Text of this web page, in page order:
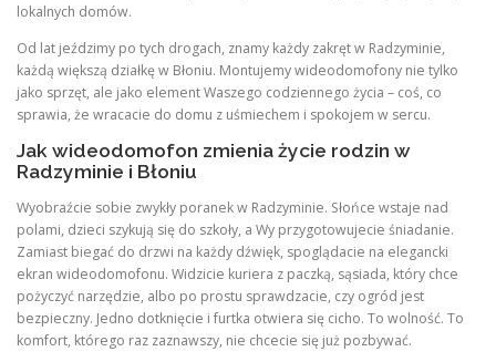
lokalnych domów.
Od lat jeździmy po tych drogach, znamy każdy zakręt w Radzyminie,
każdą większą działkę w Błoniu. Montujemy wideodomofony nie tylko
jako sprzęt, ale jako element Waszego codziennego życia – coś, co
sprawia, że wracacie do domu z uśmiechem i spokojem w sercu.
Jak wideodomofon zmienia życie rodzin w
Radzyminie i Błoniu
Wyobraźcie sobie zwykły poranek w Radzyminie. Słońce wstaje nad
polami, dzieci szykują się do szkoły, a Wy przygotowujecie śniadanie.
Zamiast biegać do drzwi na każdy dźwięk, spoglądacie na elegancki
ekran wideodomofonu. Widzicie kuriera z paczką, sąsiada, który chce
pożyczyć narzędzie, albo po prostu sprawdzacie, czy ogród jest
bezpieczny. Jedno dotknięcie i furtka otwiera się cicho. To wolność. To
komfort, którego raz zaznawszy, nie chcecie się już pozbywać.